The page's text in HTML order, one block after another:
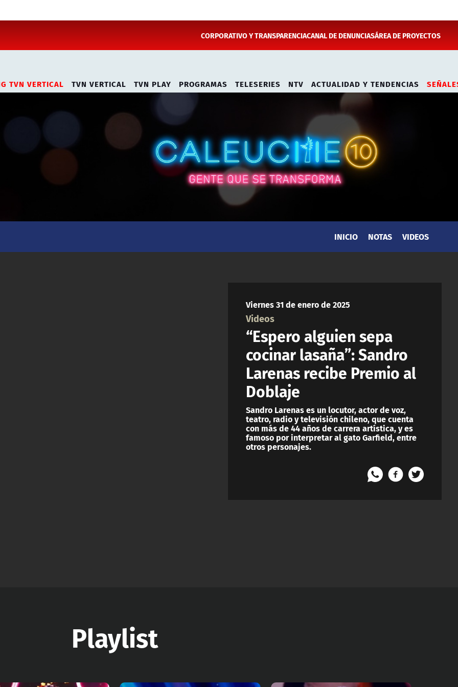
CORPORATIVO Y TRANSPARENCIACANAL DE DENUNCIASÁREA DE PROYECTOS
TVN VERTICAL TVN VERTICAL TVN PLAY PROGRAMAS TELESERIES NTV ACTUALIDAD Y TENDENCIAS
INICIO NOTAS VIDEOS
Viernes 31 de enero de 2025
Videos
“Espero alguien sepa
cocinar lasaña”: Sandro
Larenas recibe Premio al
Doblaje
Sandro Larenas es un locutor, actor de voz,
teatro, radio y televisión chileno, que cuenta
con más de 44 años de carrera artística, y es
famoso por interpretar al gato Garfield, entre
otros personajes.
Playlist